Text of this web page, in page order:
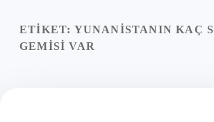
Yasal Uyarı
ETIKET: YUNANISTANIN KAÇ
GEMISI VAR